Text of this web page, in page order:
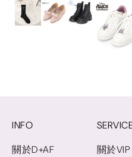
INFO
關於D+AF
關於VIP